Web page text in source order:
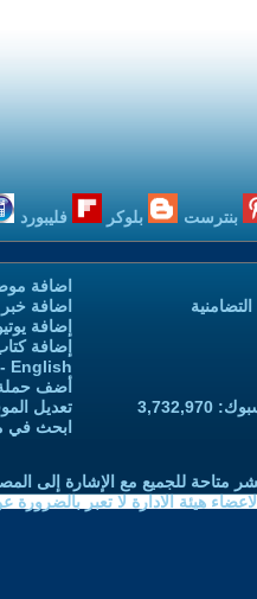
بنترست بلوكر فليبورد
اضافة
اضافة خبر
إضافة
إضافة
English
أضف
تعديل
ابحث في
متاحة للجميع مع الإشارة إلى
هيئة الادارة لا تعبر بالضرورة